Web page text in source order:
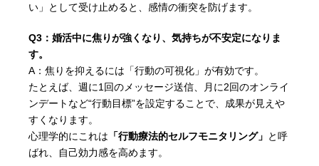
い」として受け止めると、感情の衝突を防げます。
Q3：婚活中に焦りが強くなり、気持ちが不安定になりま
す。
A：焦りを抑えるには「行動の可視化」が有効です。
たとえば、週に1回のメッセージ送信、月に2回のオンライ
ンデートなど“行動目標”を設定することで、成果が見えや
すくなります。
心理学的にこれは 「行動療法的セルフモニタリング」 と呼
ばれ、自己効力感を高めます。